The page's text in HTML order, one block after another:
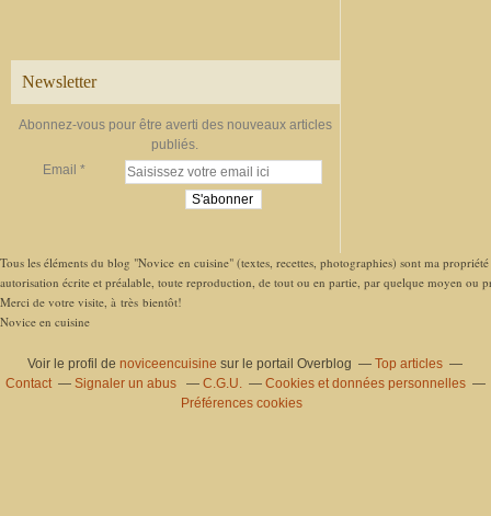
Newsletter
Abonnez-vous pour être averti des nouveaux articles
publiés.
Email
Tous les éléments du blog "Novice en cuisine" (textes, recettes, photographies) sont ma
autorisation écrite et préalable, toute reproduction, de tout ou en partie, par quelque moyen ou
Merci de votre visite, à très bientôt!
Novice en cuisine
Voir le profil denoviceencuisine sur le portail Overblog
Top articles
Contact
Signaler un abus C.G.U.
Cookies et données personnelles
Préférences cookies